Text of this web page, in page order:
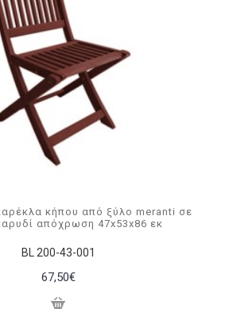
BL 200-43-001
κήπου από ξύλο meranti σε
απόχρωση 47x53x86 εκ
67,50€